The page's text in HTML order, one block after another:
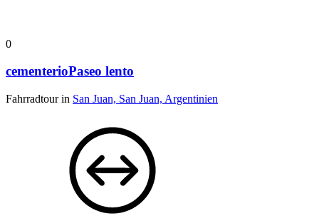
0
cementerioPaseo lento
Fahrradtour in San Juan, San Juan, Argentinien